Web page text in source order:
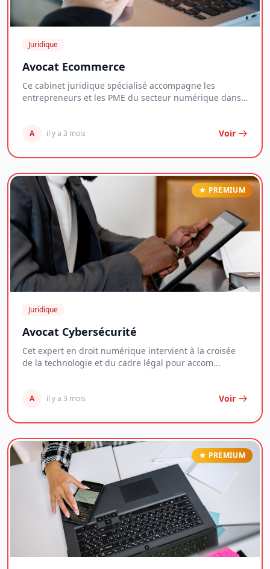
Juridique
Avocat Ecommerce
Ce cabinet juridique spécialisé accompagne les
entrepreneurs et les PME du secteur numérique dans
A il y a 3 mois Voir
PREMIUM
Juridique
Avocat Cybersécurité
Cet expert en droit numérique intervient à la croisée
de la technologie et du cadre légal pour accom...
A il y a 3 mois Voir
PREMIUM